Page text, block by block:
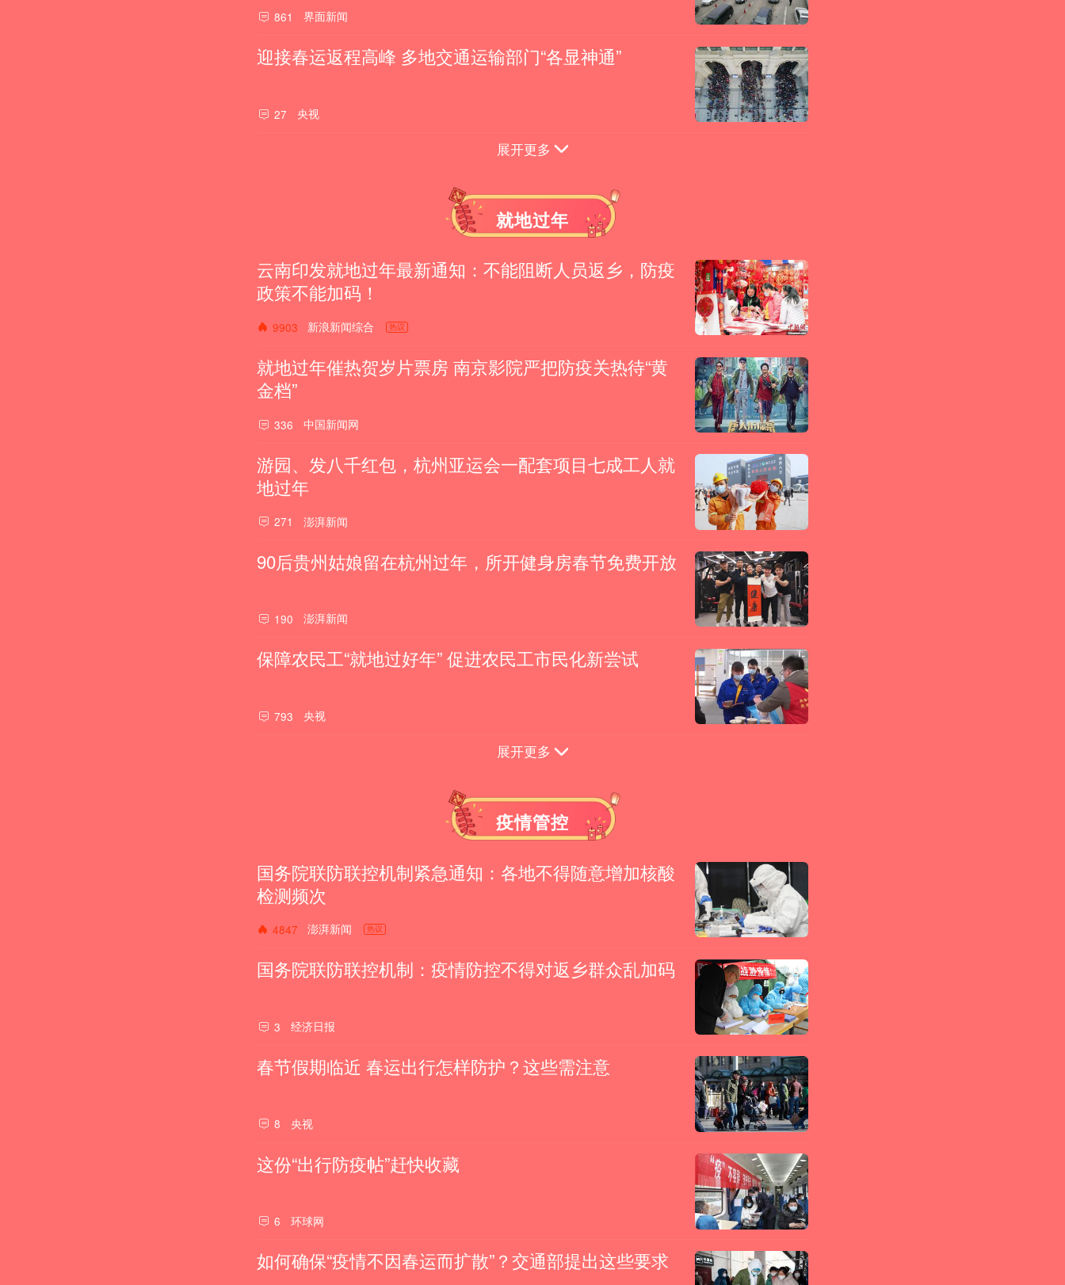
861 界面新闻
迎接春运返程高峰 多地交通运输部门“各显神通”
27 央视
展开更多
就地过年
云南印发就地过年最新通知：不能阻断人员返乡，防疫
政策不能加码！
9903 新浪新闻综合 热议
就地过年催热贺岁片票房 南京影院严把防疫关热待“黄
金档”
336 中国新闻网
游园、发八千红包，杭州亚运会一配套项目七成工人就
地过年
271 澎湃新闻
90后贵州姑娘留在杭州过年，所开健身房春节免费开放
190 澎湃新闻
保障农民工“就地过好年” 促进农民工市民化新尝试
793 央视
展开更多
疫情管控
国务院联防联控机制紧急通知：各地不得随意增加核酸
检测频次
4847 澎湃新闻 热议
国务院联防联控机制：疫情防控不得对返乡群众乱加码
3 经济日报
春节假期临近 春运出行怎样防护？这些需注意
8 央视
这份“出行防疫帖”赶快收藏
6 环球网
如何确保“疫情不因春运而扩散”？交通部提出这些要求